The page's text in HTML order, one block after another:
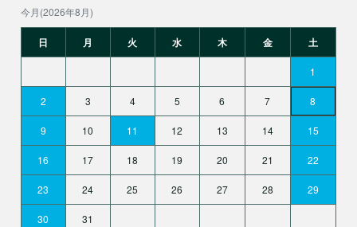
今月(2026年8月)
日 月 火 水 木 金 土
1
2 3 4 5 6 7 8
9 10 11 12 13 14 15
16 17 18 19 20 21 22
23 24 25 26 27 28 29
30 31